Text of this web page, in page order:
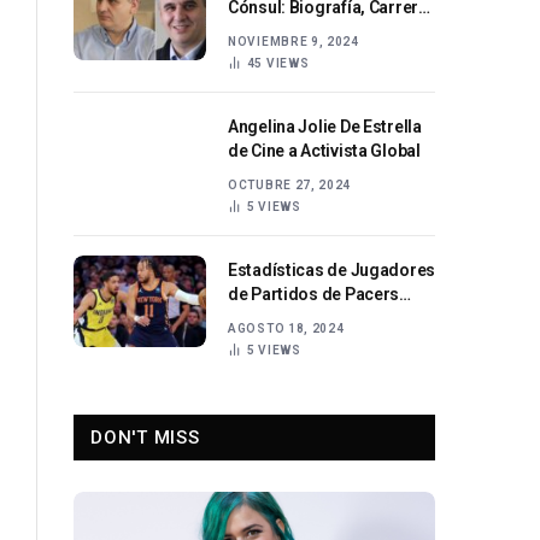
Cónsul: Biografía, Carrera
NOVIEMBRE 9, 2024
45 VIEWS
Angelina Jolie De Estrella
de Cine a Activista Global
OCTUBRE 27, 2024
5VIEWS
Estadísticas de Jugadores
de Partidos de Pacers
AGOSTO 18, 2024
5VIEWS
DON'T MISS